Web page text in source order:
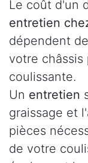
Le coût d'un
entretien
dépendent
votre
coulissante.
Un entretien
graissage et
pièces
de votre